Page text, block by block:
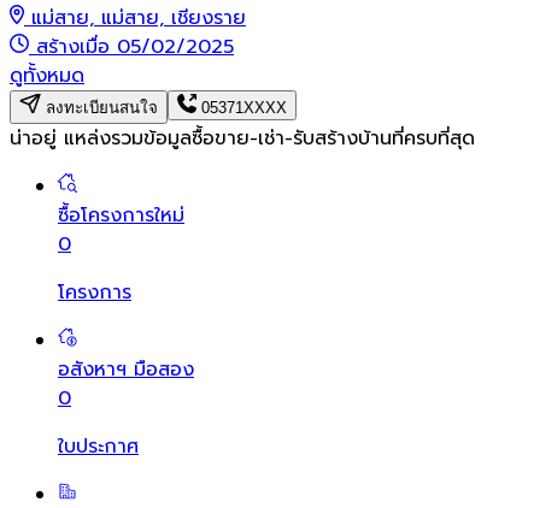
แม่สาย, แม่สาย, เชียงราย
สร้างเมื่อ 05/02/2025
ดูทั้งหมด
ลงทะเบียนสนใจ 05371XXXX
น่าอยู่ แหล่งรวมข้อมูลซื้อขาย-เช่า-รับสร้างบ้านที่ครบที่สุด
ซื้อโครงการใหม่
0
โครงการ
อสังหาฯ มือสอง
0
ใบประกาศ